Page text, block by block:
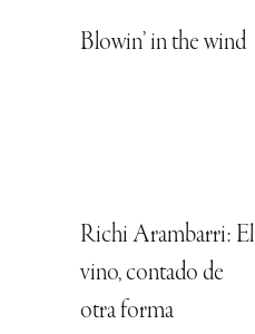
Blowin’ in the wind
Richi Arambarri: El
vino, contado de
otra forma